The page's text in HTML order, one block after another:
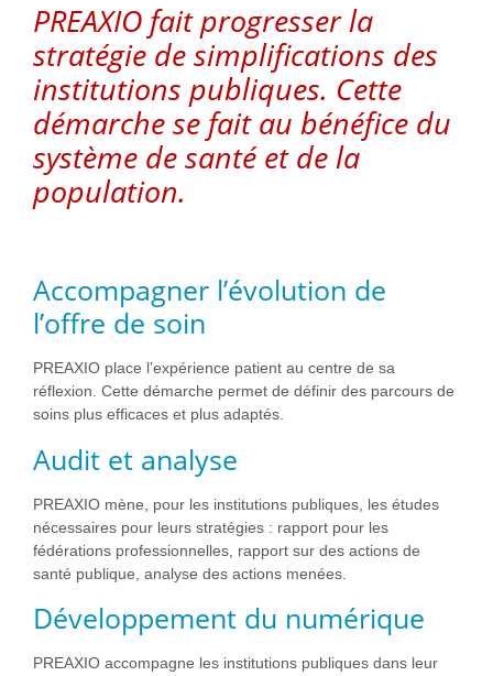
PREAXIO fait progresser la
stratégie de simplifications des
institutions publiques. Cette
démarche se fait au bénéfice du
système de santé et de la
population.
Accompagner l’évolution de
l’offre de soin
PREAXIO place l’expérience patient au centre de sa
réflexion. Cette démarche permet de définir des parcours de
soins plus efficaces et plus adaptés.
Audit et analyse
PREAXIO mène, pour les institutions publiques, les études
nécessaires pour leurs stratégies : rapport pour les
fédérations professionnelles, rapport sur des actions de
santé publique, analyse des actions menées.
Développement du numérique
PREAXIO accompagne les institutions publiques dans leur